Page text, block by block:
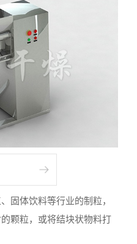
固体饮料等行业的制粒，
颗粒，或将结块状物料打